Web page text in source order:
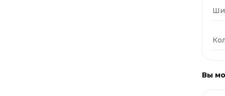
Вы